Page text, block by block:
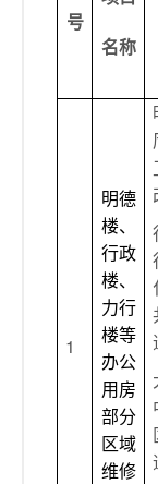
号
名称
1
明德
楼、
行政
楼、
力行
楼等
办公
用房
部分
区域
维修